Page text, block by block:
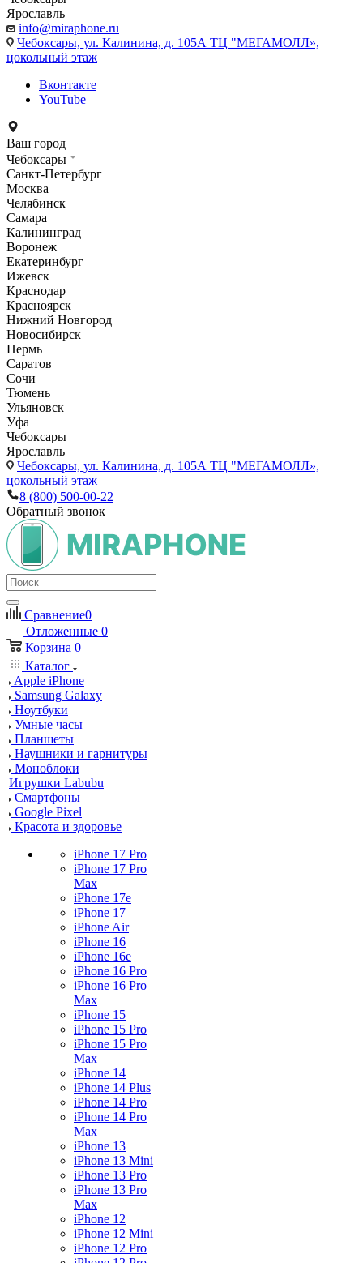
Ярославль
info@miraphone.ru
Чебоксары, ул. Калинина, д. 105А ТЦ "МЕГАМОЛЛ»,
цокольный этаж
Вконтакте
YouTube
Ваш город
Чебоксары
Санкт-Петербург
Москва
Челябинск
Самара
Калининград
Воронеж
Екатеринбург
Ижевск
Краснодар
Красноярск
Нижний Новгород
Новосибирск
Пермь
Саратов
Сочи
Тюмень
Ульяновск
Уфа
Чебоксары
Ярославль
Чебоксары, ул. Калинина, д. 105А ТЦ "МЕГАМОЛЛ»,
цокольный этаж
8 (800) 500-00-22
Обратный звонок
Сравнение0
Отложенные 0
Корзина 0
Каталог
Apple iPhone
Samsung Galaxy
Ноутбуки
Умные часы
Планшеты
Наушники и гарнитуры
Моноблоки
Игрушки Labubu
Смартфоны
Google Pixel
Красота и здоровье
iPhone 17 Pro
iPhone 17 Pro
Max
iPhone 17e
iPhone 17
iPhone Air
iPhone 16
iPhone 16e
iPhone 16 Pro
iPhone 16 Pro
Max
iPhone 15
iPhone 15 Pro
iPhone 15 Pro
Max
iPhone 14
iPhone 14 Plus
iPhone 14 Pro
iPhone 14 Pro
Max
iPhone 13
iPhone 13 Mini
iPhone 13 Pro
iPhone 13 Pro
Max
iPhone 12
iPhone 12 Mini
iPhone 12 Pro